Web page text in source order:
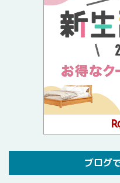
ブログ